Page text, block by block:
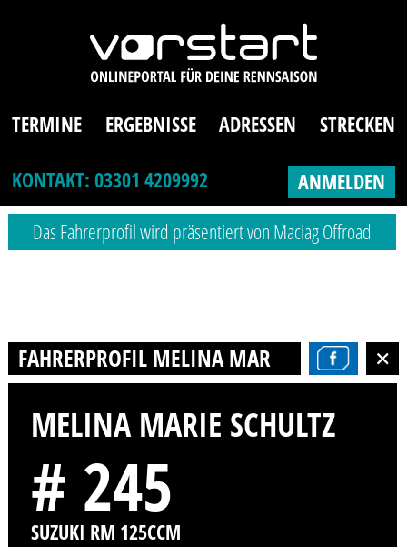
TERMINE ERGEBNISSE ADRESSEN
STRECKEN
KONTAKT: 03301 4209992
ANMELDEN
Das Fahrerprofil wird präsentiert von Maciag Offroad
FAHRERPROFIL MELINA MARIE SCHULTZ
MELINA MARIE SCHULTZ
# 245
SUZUKI RM 125CCM